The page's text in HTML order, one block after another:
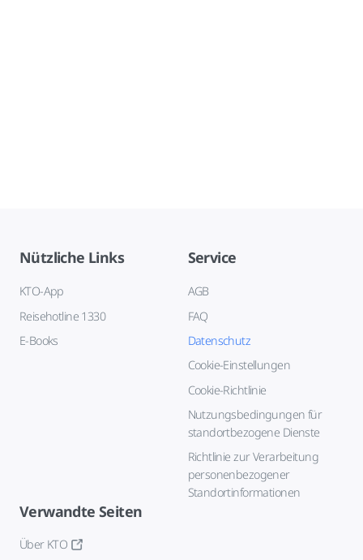
Nützliche Links
KTO-App
Reisehotline 1330
E-Books
Service
AGB
FAQ
Datenschutz
Cookie-Einstellungen
Cookie-Richtlinie
Nutzungsbedingungen für
standortbezogene Dienste
Richtlinie zur Verarbeitung
personenbezogener
Standortinformationen
Verwandte Seiten
Über KTO